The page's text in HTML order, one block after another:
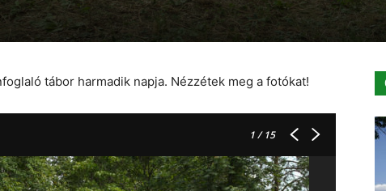
tábor harmadik napja. Nézzétek meg a fotókat!
1/ 15